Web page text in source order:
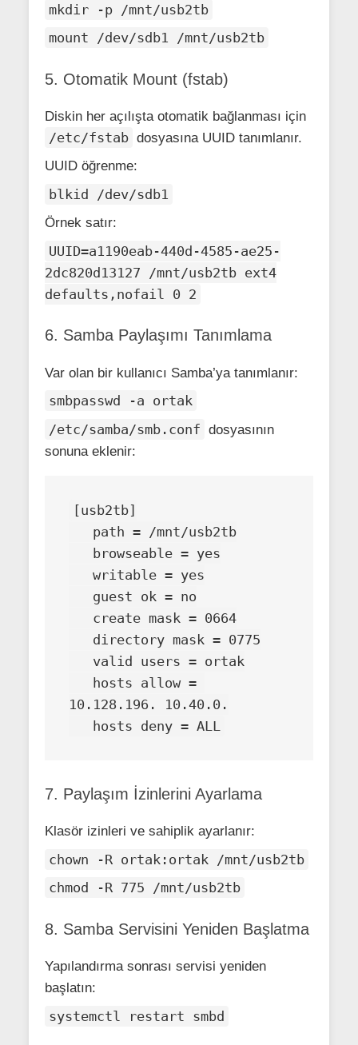
mkdir -p /mnt/usb2tb
mount /dev/sdb1 /mnt/usb2tb
5. Otomatik Mount (fstab)
Diskin her açılışta otomatik bağlanması için
/etc/fstab dosyasına UUID tanımlanır.
UUID öğrenme:
blkid /dev/sdb1
Örnek satır:
UUID=a1190eab-440d-4585-ae25-
2dc820d13127 /mnt/usb2tb ext4
defaults,nofail 0 2
6. Samba Paylaşımı Tanımlama
Var olan bir kullanıcı Samba’ya tanımlanır:
smbpasswd -a ortak
/etc/samba/smb.conf dosyasının
sonuna eklenir:
[usb2tb]
10.128.196. 10.40.0.
   hosts deny = ALL
7. Paylaşım İzinlerini Ayarlama
Klasör izinleri ve sahiplik ayarlanır:
chown -R ortak:ortak /mnt/usb2tb
chmod -R 775 /mnt/usb2tb
8. Samba Servisini Yeniden Başlatma
Yapılandırma sonrası servisi yeniden
başlatın:
systemctl restart smbd